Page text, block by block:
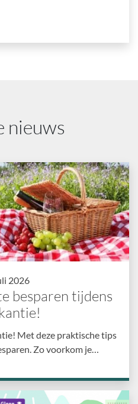
nieuws
2026
besparen tijdens
Met deze praktische tips
Zo voorkom je…